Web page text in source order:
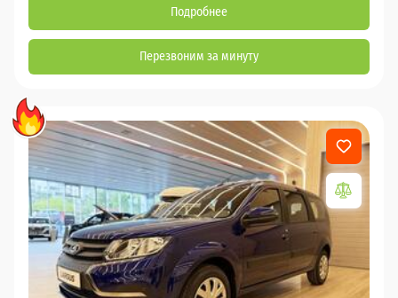
Подробнее
Перезвоним за минуту